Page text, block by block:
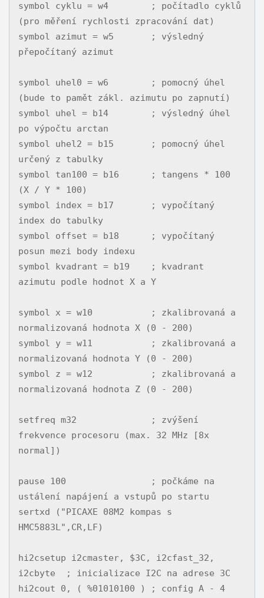
symbol cyklu = w4        ; počítadlo cyklů
(pro měření rychlosti zpracování dat)
symbol azimut = w5       ; výsledný
přepočítaný azimut
symbol uhel0 = w6        ; pomocný úhel
(bude to pamět zákl. azimutu po zapnutí)
symbol uhel = b14        ; výsledný úhel
po výpočtu arctan
symbol uhel2 = b15       ; pomocný úhel
určený z tabulky
symbol tan100 = b16      ; tangens * 100
(X / Y * 100)
symbol index = b17       ; vypočítaný
index do tabulky
symbol offset = b18      ; vypočítaný
posun mezi body indexu
symbol kvadrant = b19    ; kvadrant
azimutu podle hodnot X a Y
symbol x = w10           ; zkalibrovaná a
normalizovaná hodnota X (0 - 200)
symbol y = w11           ; zkalibrovaná a
normalizovaná hodnota Y (0 - 200)
symbol z = w12           ; zkalibrovaná a
normalizovaná hodnota Z (0 - 200)
setfreq m32              ; zvýšení
frekvence procesoru (max. 32 MHz [8x
normal])
pause 100                ; počkáme na
ustálení napájení a vstupů po startu
sertxd ("PICAXE 08M2 kompas s
HMC5883L",CR,LF)
hi2csetup i2cmaster, $3C, i2cfast_32,
i2cbyte  ; inicializace I2C na adrese 3C
hi2cout 0, ( %01010100 ) ; config A - 4